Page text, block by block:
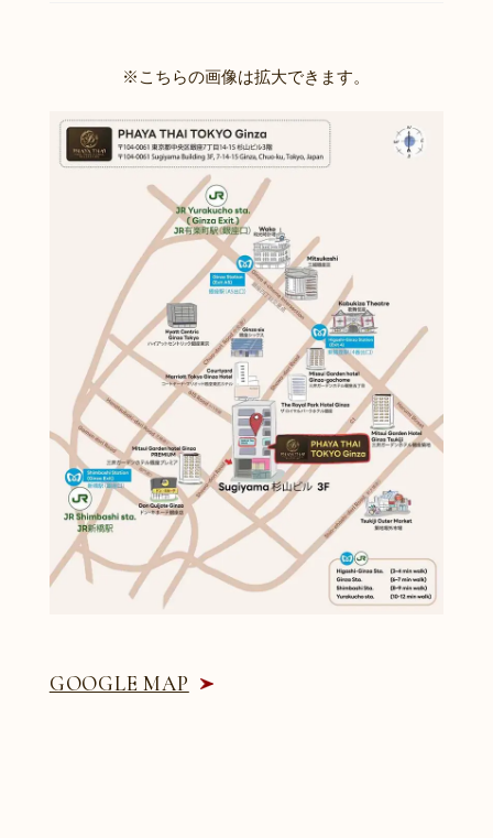
※こちらの画像は拡大できます。
GOOGLE MAP